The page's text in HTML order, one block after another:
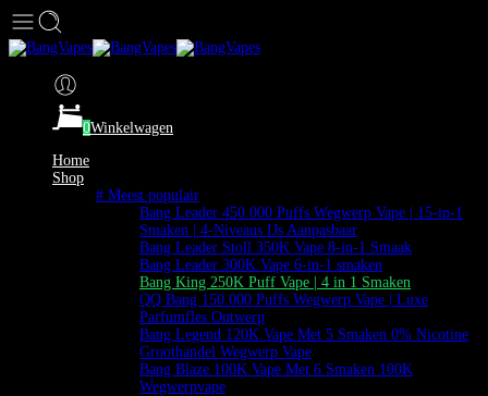
0Winkelwagen
Home
Shop
# Meest populair
Bang Leader 450.000 Puffs Wegwerp Vape | 15-in-1
Smaken | 4-Niveaus IJs Aanpasbaar
Bang Leader Stoll 350K Vape 8-in-1 Smaak
Bang Leader 300K Vape 6-in-1 smaken
Bang King 250K Puff Vape | 4 in 1 Smaken
QQ Bang 150.000 Puffs Wegwerp Vape | Luxe
Parfumfles Ontwerp
Bang Legend 120K Vape Met 5 Smaken 0% Nicotine
Groothandel Wegwerp Vape
Bang Blaze 100K Vape Met 6 Smaken 100K
Wegwerpvape